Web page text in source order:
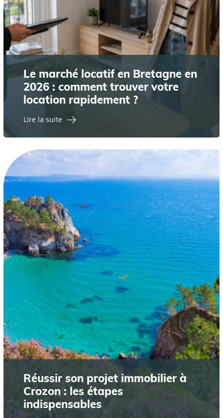
Le marché locatif en Bretagne en
2026 : comment trouver votre
location rapidement ?
Lire la suite
Réussir son projet immobilier à
Crozon : les étapes
indispensables